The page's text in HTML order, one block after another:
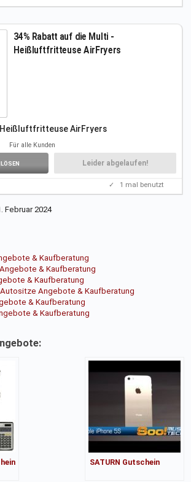
34% Rabatt auf die Multi -
Heißluftfritteuse AirFryers
AirFryers
Aktionsseite.
benötigt ihr nicht.
Für alle Kunden
Leider abgelaufen!
✓ 1 mal benutzt
Februar 2024
& Kaufberatung
& Kaufberatung
& Kaufberatung
Angebote & Kaufberatung
& Kaufberatung
& Kaufberatung
SATURN Gutschein